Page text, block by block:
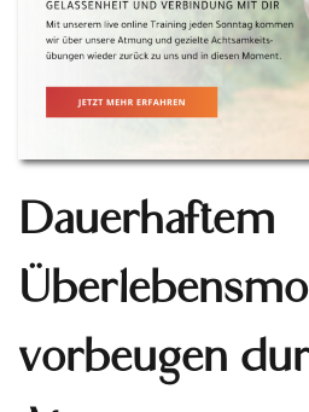
Dauerhaftem
vorbeugen